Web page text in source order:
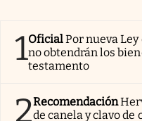
1OficialPor nueva
no obtendrán los
testamento
2Recomendación
de canela y clavo de